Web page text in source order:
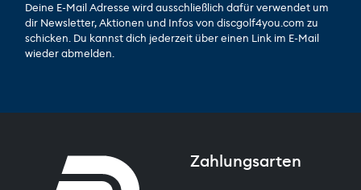
Deine E-Mail Adresse wird ausschließlich dafür verwendet um
dir Newsletter, Aktionen und Infos von discgolf4you.com zu
schicken. Du kannst dich jederzeit über einen Link im E-Mail
wieder abmelden.
Zahlungsarten